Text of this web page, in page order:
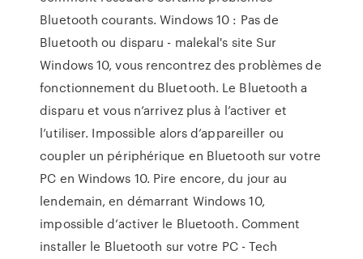
Bluetooth courants. Windows 10 : Pas de
Bluetooth ou disparu - malekal's site Sur
Windows 10, vous rencontrez des problèmes de
fonctionnement du Bluetooth. Le Bluetooth a
disparu et vous n’arrivez plus à l’activer et
l’utiliser. Impossible alors d’appareiller ou
coupler un périphérique en Bluetooth sur votre
PC en Windows 10. Pire encore, du jour au
lendemain, en démarrant Windows 10,
impossible d’activer le Bluetooth. Comment
installer le Bluetooth sur votre PC - Tech